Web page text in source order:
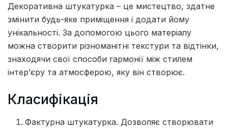
Декоративна штукатурка – це мистецтво, здатне
змінити будь-яке приміщення і додати йому
унікальності. За допомогою цього матеріалу
можна створити різноманітні текстури та відтінки,
знаходячи свої способи гармонії між стилем
інтер’єру та атмосферою, яку він створює.
Класифікація
Фактурна штукатурка. Дозволяє створювати